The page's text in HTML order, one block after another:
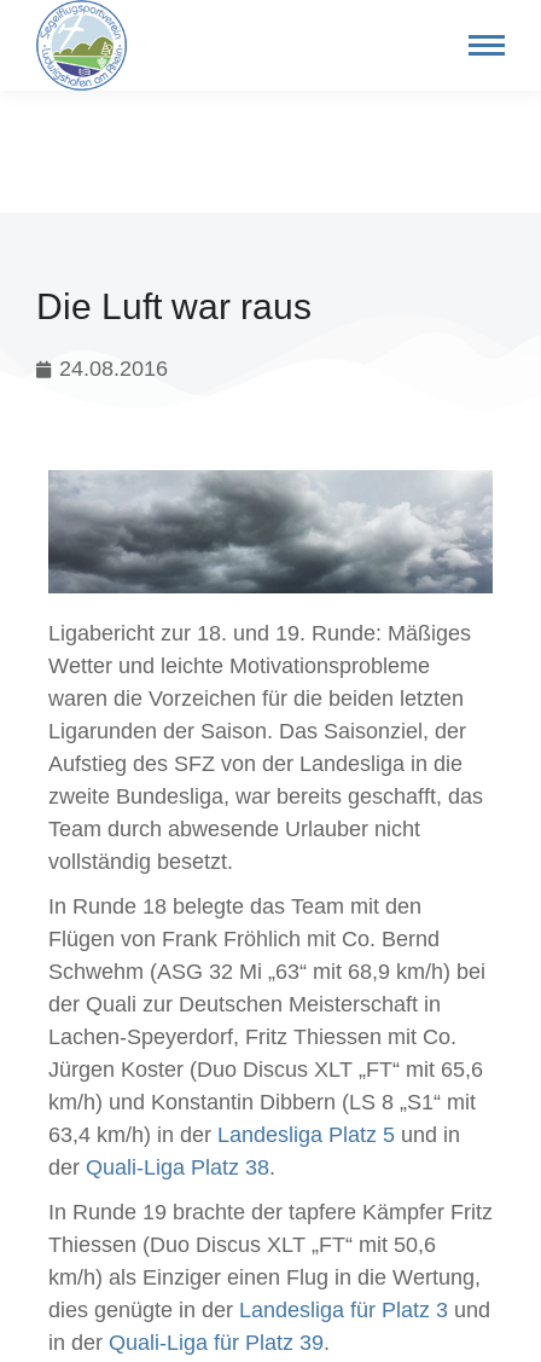
Die Luft war raus
24.08.2016
Ligabericht zur 18. und 19. Runde: Mäßiges
Wetter und leichte Motivationsprobleme
waren die Vorzeichen für die beiden letzten
Ligarunden der Saison. Das Saisonziel, der
Aufstieg des SFZ von der Landesliga in die
zweite Bundesliga, war bereits geschafft, das
Team durch abwesende Urlauber nicht
vollständig besetzt.
In Runde 18 belegte das Team mit den
Flügen von Frank Fröhlich mit Co. Bernd
Schwehm (ASG 32 Mi „63“ mit 68,9 km/h) bei
der Quali zur Deutschen Meisterschaft in
Lachen-Speyerdorf, Fritz Thiessen mit Co.
Jürgen Koster (Duo Discus XLT „FT“ mit 65,6
km/h) und Konstantin Dibbern (LS 8 „S1“ mit
63,4 km/h) in der Landesliga Platz 5 und in
der Quali-Liga Platz 38.
In Runde 19 brachte der tapfere Kämpfer Fritz
Thiessen (Duo Discus XLT „FT“ mit 50,6
km/h) als Einziger einen Flug in die Wertung,
dies genügte in der Landesliga für Platz 3 und
in der Quali-Liga für Platz 39.